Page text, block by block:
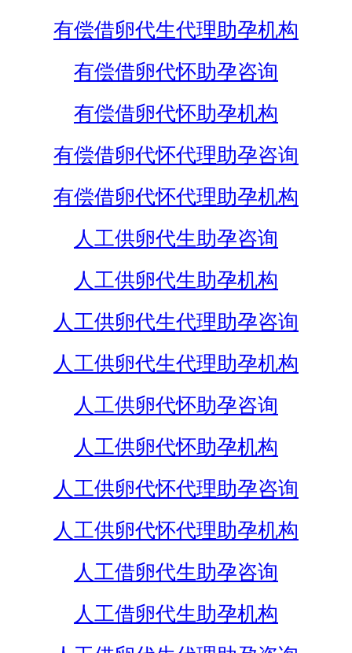
有偿借卵代生代理助孕机构
有偿借卵代怀助孕咨询
有偿借卵代怀助孕机构
有偿借卵代怀代理助孕咨询
有偿借卵代怀代理助孕机构
人工供卵代生助孕咨询
人工供卵代生助孕机构
人工供卵代生代理助孕咨询
人工供卵代生代理助孕机构
人工供卵代怀助孕咨询
人工供卵代怀助孕机构
人工供卵代怀代理助孕咨询
人工供卵代怀代理助孕机构
人工借卵代生助孕咨询
人工借卵代生助孕机构